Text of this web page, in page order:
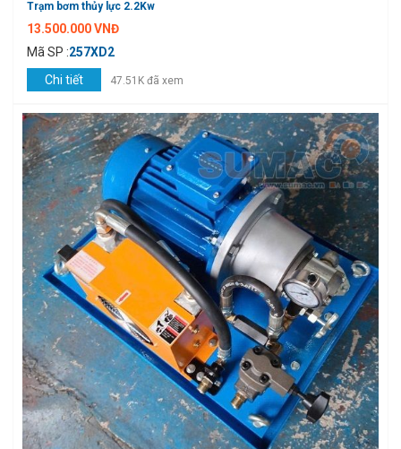
Trạm bơm thủy lực 2.2Kw
13.500.000 VNĐ
Mã SP :257XD2
Chi tiết
47.51K đã xem